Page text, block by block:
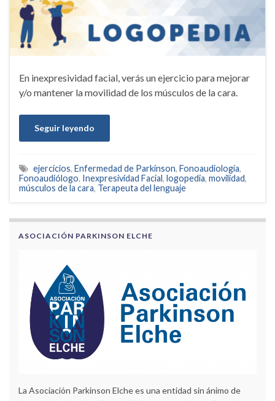
En inexpresividad facial, verás un ejercicio para mejorar
y/o mantener la movilidad de los músculos de la cara.
Seguir leyendo
ejercicios, Enfermedad de Parkinson, Fonoaudiología,
Fonoaudiólogo, Inexpresividad Facial, logopedia, movilidad,
músculos de la cara, Terapeuta del lenguaje
ASOCIACIÓN PARKINSON ELCHE
La Asociación Parkinson Elche es una entidad sin ánimo de